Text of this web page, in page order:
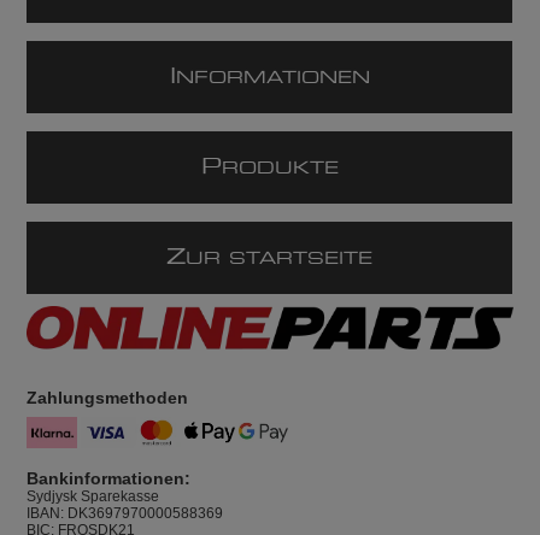
NFORMATIONEN
P RODUKTE
ZUR STARTSEITE
Zahlungsmethoden
Bankinformationen:
Sydjysk Sparekasse
IBAN: DK3697970000588369
BIC: FROSDK21